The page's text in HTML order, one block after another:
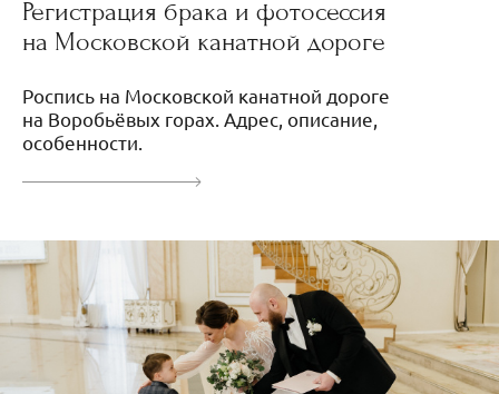
Регистрация брака и фотосессия
на Московской канатной дороге
Роспись на Московской канатной дороге
на Воробьёвых горах. Адрес, описание,
особенности.